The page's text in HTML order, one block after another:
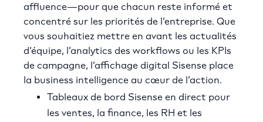
affluence—pour que chacun reste informé et
concentré sur les priorités de l’entreprise. Que
vous souhaitiez mettre en avant les actualités
d’équipe, l’analytics des workflows ou les KPIs
de campagne, l’affichage digital Sisense place
la business intelligence au cœur de l’action.
Tableaux de bord Sisense en direct pour
les ventes, la finance, les RH et les